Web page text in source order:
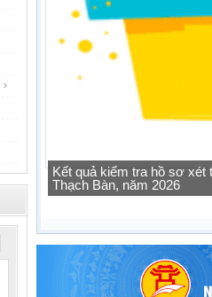
Tra cứu thông tin lớp học